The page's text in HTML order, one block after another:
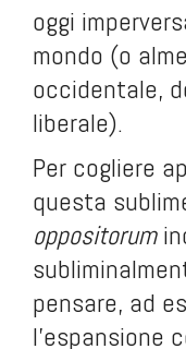
oggi
mondo (o
occidentale,
liberale).
Per cogliere
questa
oppositorum
pensare, ad
l’espansione